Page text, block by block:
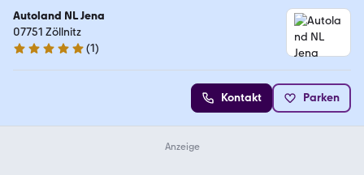
Autoland NL Jena
07751 Zöllnitz
5 Sterne
(1)
Kontakt Parken